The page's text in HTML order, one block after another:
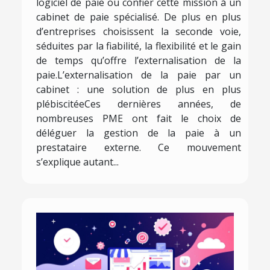
cabinet de paie spécialisé. De plus en plus
d’entreprises choisissent la seconde voie,
séduites par la fiabilité, la flexibilité et le gain
de temps qu’offre l’externalisation de la
paie.L’externalisation de la paie par un
cabinet : une solution de plus en plus
plébiscitéeCes dernières années, de
nombreuses PME ont fait le choix de
déléguer la gestion de la paie à un
prestataire externe. Ce mouvement
s’explique autant...